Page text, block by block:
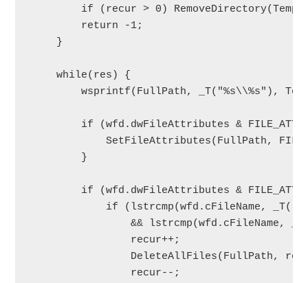
if (recur > 0)
        return -1;
    }
    while(res) {
wsprintf(FullPath, _T("%s\\%s"),
if (wfd.dwFileAttributes &
SetFileAttributes(FullPath,
        }
if (wfd.dwFileAttributes &
if (lstrcmp(wfd.cFileName,
&& lstrcmp(wfd.cFileName,
                recur++;
DeleteAllFiles(FullPath,
                recur--;